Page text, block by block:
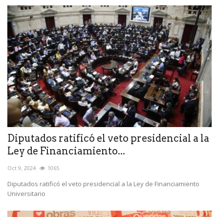
Diputados ratificó el veto presidencial a la
Ley de Financiamiento...
Oct 9, 2024 1065
Diputados ratificó el veto presidencial a la Ley de Financiamiento
Universitario